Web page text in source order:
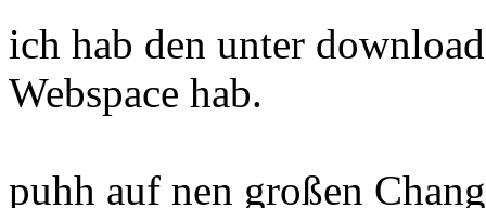
ich hab den unter
Webspace hab.
puhh auf nen großen